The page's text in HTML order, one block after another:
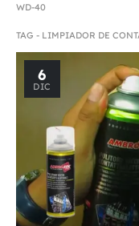
WD-40
TAG - LIMPIADOR DE
6
DIC